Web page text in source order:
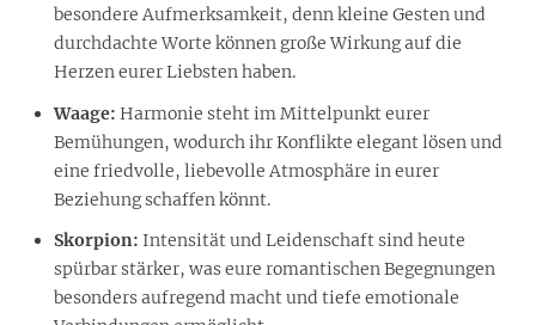
besondere Aufmerksamkeit, denn kleine Gesten und
durchdachte Worte können große Wirkung auf die
Herzen eurer Liebsten haben.
Waage: Harmonie steht im Mittelpunkt eurer
Bemühungen, wodurch ihr Konflikte elegant lösen und
eine friedvolle, liebevolle Atmosphäre in eurer
Beziehung schaffen könnt.
Skorpion: Intensität und Leidenschaft sind heute
spürbar stärker, was eure romantischen Begegnungen
besonders aufregend macht und tiefe emotionale